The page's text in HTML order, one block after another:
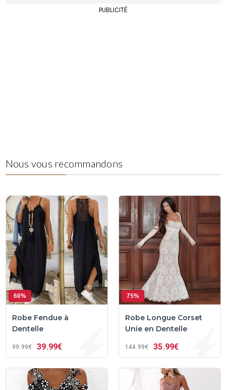
PUBLICITÉ
Nous vous recommandons
60%
Robe Fendue à
Dentelle
99 99€ 39 99€
75%
Robe Longue Corset
Unie en Dentelle
144 99€ 35 99€